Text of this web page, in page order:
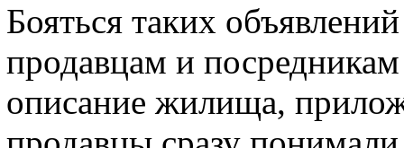
Бояться таких
продавцам и
описание жилища,